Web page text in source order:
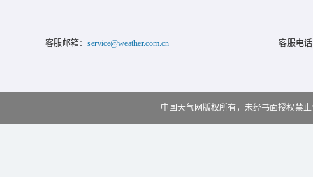
客服邮箱： service@weather.com.cn 客服电
中国天气网版权所有，未经书面授权